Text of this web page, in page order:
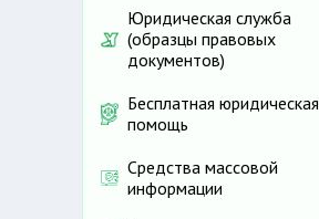
Юридическая служба
(образцы правовых
документов)
Бесплатная юридическая
помощь
Средства массовой
информации